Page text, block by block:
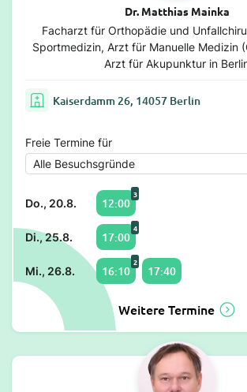
Dr. Matthias Mainka
Facharzt für Orthopädie und
Sportmedizin, Arzt für Manuelle Medizin
Arzt für Akupunktur in
Kaiserdamm 26, 14057 Berlin
Freie Termine für
Do., 20.8. 12:00
3
Di., 25.8. 17:00
4
Mi., 26.8. 16:10
2
17:40
Weitere Termine